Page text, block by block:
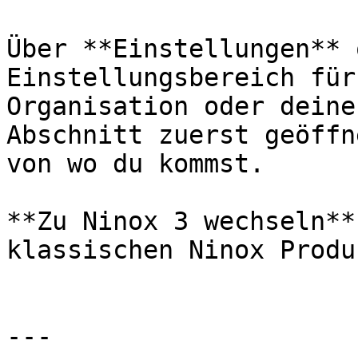
Über
Einstellungsbereich
Organisation oder
Abschnitt zuerst
von wo du kommst.
**Zu Ninox 3
klassischen Ninox
---